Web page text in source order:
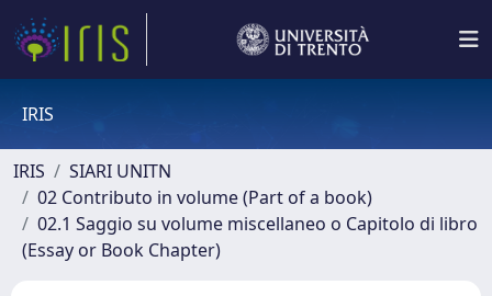
IRIS
IRIS
SIARI UNITN
02 Contributo in volume (Part of a book)
02.1 Saggio su volume miscellaneo o Capitolo di libro
(Essay or Book Chapter)